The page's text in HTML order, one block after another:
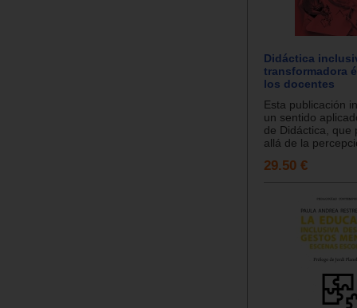
Didáctica
transformadora
los docentes
Esta publicación
un sentido
de Didáctica, que
allá de la
29.50 €